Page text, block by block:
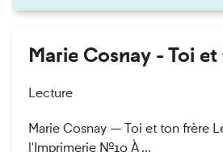
Marie Cosnay - Toi
Lecture
Marie Cosnay — Toi et ton frère
l'Imprimerie n°10 À ...